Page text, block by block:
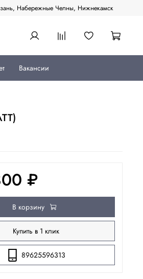
Набережные Челны, Нижнекамск
Вакансии
₽
В корзину
Купить в 1 клик
89625596313